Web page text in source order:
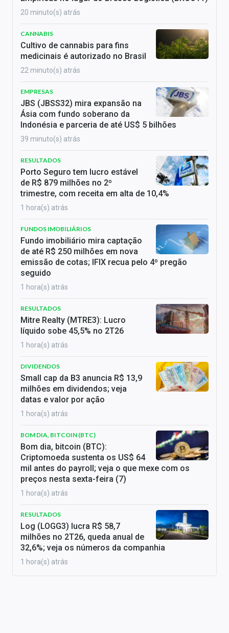
20 minuto(s) atrás
CANNABIS
Cultivo de cannabis para fins
medicinais é autorizado no Brasil
22 minuto(s) atrás
EMPRESAS
JBS (JBSS32) mira expansão na
Ásia com fundo soberano da
Indonésia e parceria de até US$ 5 bilhões
39 minuto(s) atrás
RESULTADOS
Porto Seguro tem lucro estável
de R$ 879 milhões no 2º
trimestre, com receita em alta de 10,4%
1 hora(s) atrás
FUNDOS IMOBILIÁRIOS
Fundo imobiliário mira captação
de até R$ 250 milhões em nova
emissão de cotas; IFIX recua pelo 4º pregão
seguido
1 hora(s) atrás
RESULTADOS
Mitre Realty (MTRE3): Lucro
líquido sobe 45,5% no 2T26
1 hora(s) atrás
DIVIDENDOS
Small cap da B3 anuncia R$ 13,9
milhões em dividendos; veja
datas e valor por ação
1 hora(s) atrás
BOM DIA, BITCOIN (BTC)
Bom dia, bitcoin (BTC):
Criptomoeda sustenta os US$ 64
mil antes do payroll; veja o que mexe com os
preços nesta sexta-feira (7)
1 hora(s) atrás
RESULTADOS
Log (LOGG3) lucra R$ 58,7
milhões no 2T26, queda anual de
32,6%; veja os números da companhia
1 hora(s) atrás